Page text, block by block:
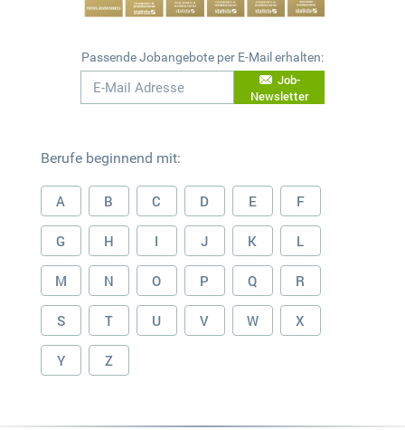
Passende Jobangebote per E-Mail erhalten:
Job-
Newsletter
Berufe beginnend mit:
A B C D E F
G H I J K L
M N O P Q R
S T U V W X
Y Z